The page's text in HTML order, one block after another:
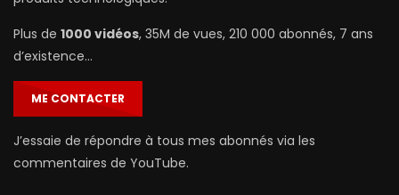
Plus de 1000 vidéos, 35M de vues, 210 000 abonnés, 7 ans
d’existence…
ME CONTACTER
J’essaie de répondre à tous mes abonnés via les
commentaires de YouTube.